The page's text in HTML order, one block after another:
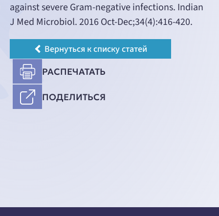
against severe Gram-negative infections. Indian
J Med Microbiol. 2016 Oct-Dec;34(4):416-420.
РАСПЕЧАТАТЬ
ПОДЕЛИТЬСЯ
Вернуться к списку статей